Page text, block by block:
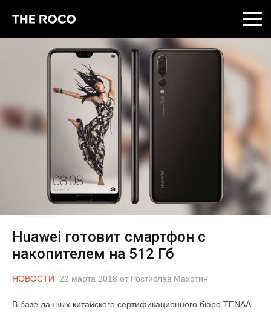
Huawei готовит смартфон с
накопителем на 512 Гб
НОВОСТИ 22 марта 2018 от Ростислав Махотин
В базе данных китайского сертификационного бюро TENAA